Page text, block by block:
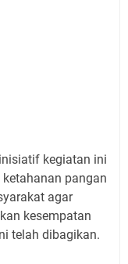
kegiatan ini
pangan
agar
kesempatan
telah dibagikan.